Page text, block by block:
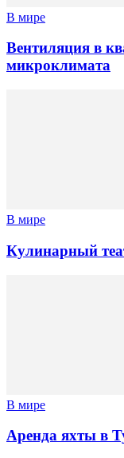
В мире
Вентиляция в
микроклимата
В мире
Кулинарный
В мире
Аренда яхты в